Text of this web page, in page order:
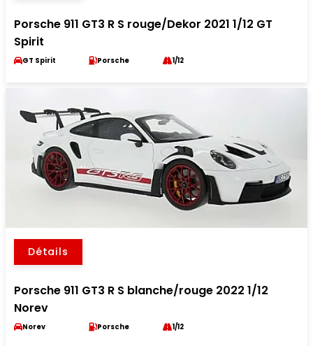
Porsche 911 GT3 R S rouge/Dekor 2021 1/12 GT
Spirit
GT Spirit Porsche 1/12
Détails
Porsche 911 GT3 R S blanche/rouge 2022 1/12
Norev
Norev Porsche 1/12